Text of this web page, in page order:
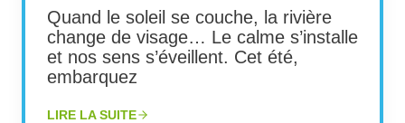
Quand le soleil se couche, la rivière
change de visage… Le calme s’installe
et nos sens s’éveillent. Cet été,
embarquez
LIRE LA SUITE